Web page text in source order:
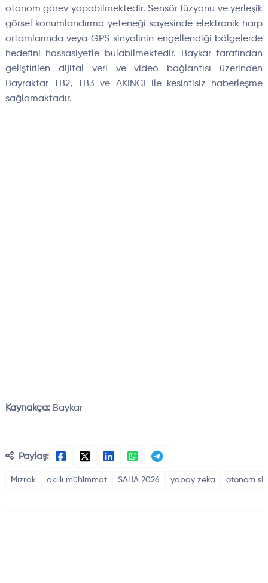
otonom görev yapabilmektedir. Sensör füzyonu ve yerleşik
görsel konumlandırma yeteneği sayesinde elektronik harp
ortamlarında veya GPS sinyalinin engellendiği bölgelerde
hedefini hassasiyetle bulabilmektedir. Baykar tarafından
geliştirilen dijital veri ve video bağlantısı üzerinden
Bayraktar TB2, TB3 ve AKINCI ile kesintisiz haberleşme
sağlamaktadır.
Kaynakça: Baykar
Paylaş:
Mızrak akıllı mühimmat SAHA 2026 yapay zeka otonom